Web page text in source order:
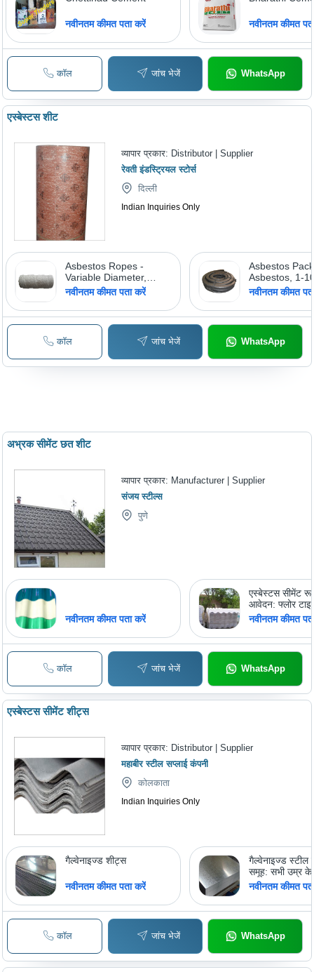
नवीनतम कीमत पता करें नवीनतम कीमत
कॉल जांच भेजें WhatsApp
एस्बेस्टस शीट
व्यापार प्रकार: Distributor | Supplier
रेवती इंडस्ट्रियल स्टोर्स
दिल्ली
Indian Inquiries Only
Asbestos Ropes -
Variable Diameter,
White | High Strength,
550Â°C, Durable,
Versatile
नवीनतम कीमत पता करें
Asbestos
Asbestos, 1-
Thickness, 5-
g/cmÂ³
Strength, Heat
Resistance,
नवीनतम कीमत
कॉल जांच भेजें WhatsApp
अभ्रक सीमेंट छत शीट
व्यापार प्रकार: Manufacturer | Supplier
संजय स्टील्स
पुणे
नवीनतम कीमत पता करें
एस्बेस्टस सीमेंट
आवेदन: फ्लोर
नवीनतम कीमत
कॉल जांच भेजें WhatsApp
एस्बेस्टस सीमेंट शीट्स
व्यापार प्रकार: Distributor | Supplier
महाबीर स्टील सप्लाई कंपनी
कोलकाता
Indian Inquiries Only
गैल्वेनाइज्ड शीट्स
नवीनतम कीमत पता करें
गैल्वेनाइज्ड
समूह: सभी उम्र के
उपयुक्त
नवीनतम कीमत
कॉल जांच भेजें WhatsApp